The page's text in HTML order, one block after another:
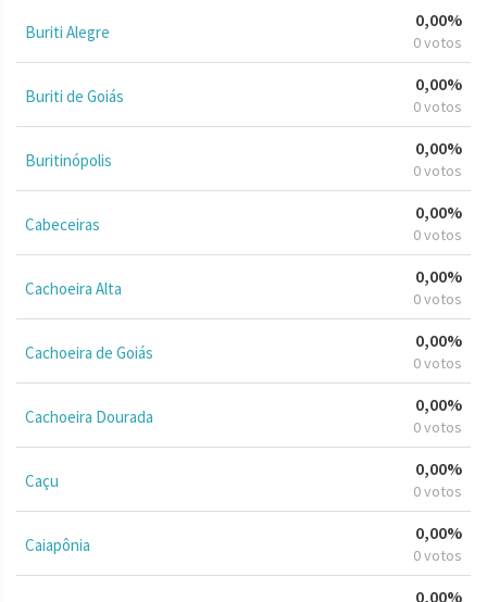
Buriti Alegre
0,00%
0 votos
Buriti de Goiás
0,00%
0 votos
Buritinópolis
0,00%
0 votos
Cabeceiras
0,00%
0 votos
Cachoeira Alta
0,00%
0 votos
Cachoeira de Goiás
0,00%
0 votos
Cachoeira Dourada
0,00%
0 votos
Caçu
0,00%
0 votos
Caiapônia
0,00%
0 votos
0,00%